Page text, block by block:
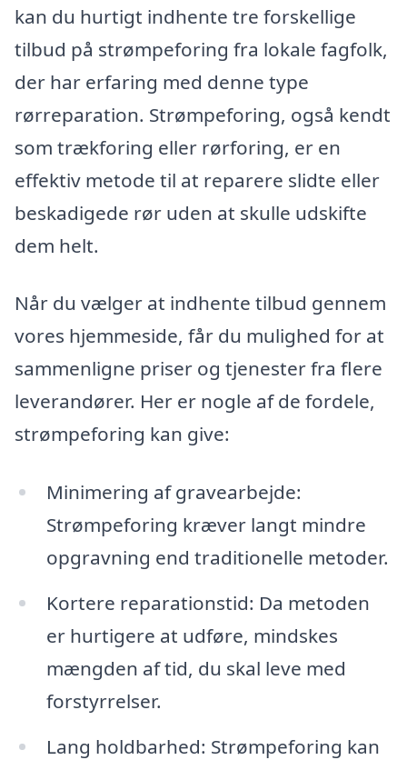
kan du hurtigt indhente tre forskellige
tilbud på strømpeforing fra lokale fagfolk,
der har erfaring med denne type
rørreparation. Strømpeforing, også kendt
som trækforing eller rørforing, er en
effektiv metode til at reparere slidte eller
beskadigede rør uden at skulle udskifte
dem helt.
Når du vælger at indhente tilbud gennem
vores hjemmeside, får du mulighed for at
sammenligne priser og tjenester fra flere
leverandører. Her er nogle af de fordele,
strømpeforing kan give:
Minimering af gravearbejde:
Strømpeforing kræver langt mindre
opgravning end traditionelle metoder.
Kortere reparationstid: Da metoden
er hurtigere at udføre, mindskes
mængden af tid, du skal leve med
forstyrrelser.
Lang holdbarhed: Strømpeforing kan